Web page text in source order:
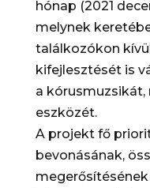
hónap (2021
melynek
találkozókon
kifejlesztését is
a
eszközét.
A projekt fő
bevonásának,